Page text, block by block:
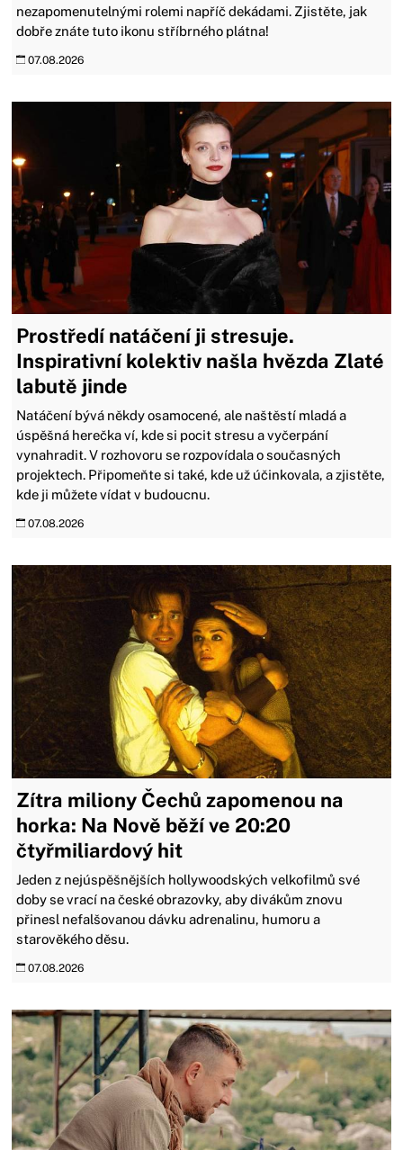
nezapomenutelnými rolemi napříč dekádami. Zjistěte, jak
dobře znáte tuto ikonu stříbrného plátna!
07.08.2026
Prostředí natáčení ji stresuje.
Inspirativní kolektiv našla hvězda Zlaté
labutě jinde
Natáčení bývá někdy osamocené, ale naštěstí mladá a
úspěšná herečka ví, kde si pocit stresu a vyčerpání
vynahradit. V rozhovoru se rozpovídala o současných
projektech. Připomeňte si také, kde už účinkovala, a zjistěte,
kde ji můžete vídat v budoucnu.
07.08.2026
Zítra miliony Čechů zapomenou na
horka: Na Nově běží ve 20:20
čtyřmiliardový hit
Jeden z nejúspěšnějších hollywoodských velkofilmů své
doby se vrací na české obrazovky, aby divákům znovu
přinesl nefalšovanou dávku adrenalinu, humoru a
starověkého děsu.
07.08.2026